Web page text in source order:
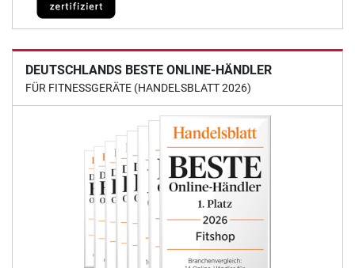
DEUTSCHLANDS BESTE ONLINE-HÄNDLER
FÜR FITNESSGERÄTE (HANDELSBLATT 2026)